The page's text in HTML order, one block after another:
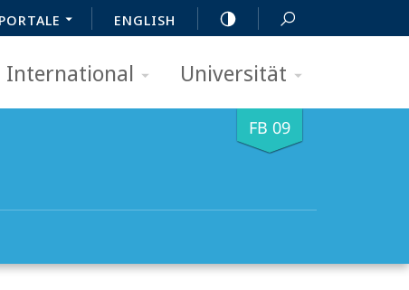
PORTALE ENGLISH
International Universität
FB 09